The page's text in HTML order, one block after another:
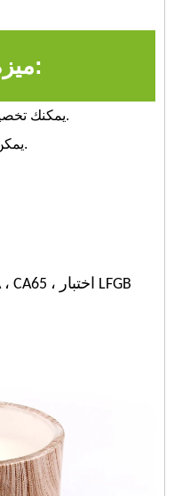
ميزة الزجاج حامل شمعة:
1. يمكنك تخصيص التصاميم والألوان والشعارات.
2. يمكن طباعة الشعارات على المنتجات.